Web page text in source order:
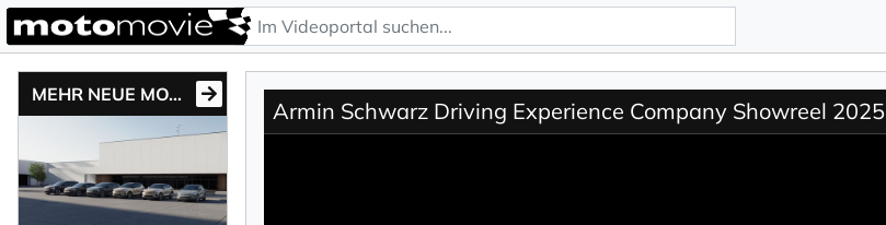
MEHR NEUE MOTONEWS
Armin Schwarz Driving Experience Company Showreel 2025